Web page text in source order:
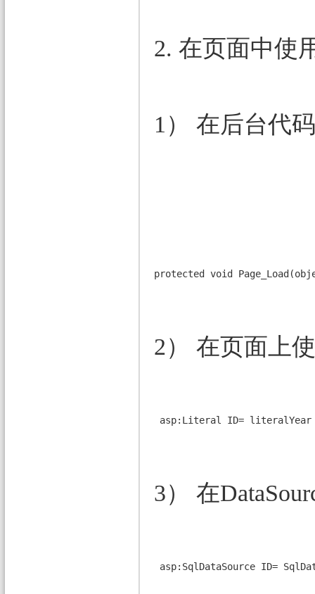
2. 在页面中使
1） 在后台代
protected void
2） 在页面上
asp:Literal ID= literalYear
3） 在
asp:SqlDataSource ID=